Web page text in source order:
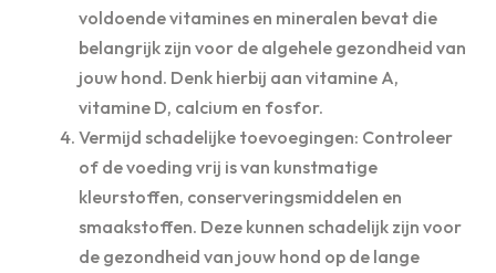
voldoende vitamines en mineralen bevat die
belangrijk zijn voor de algehele gezondheid van
jouw hond. Denk hierbij aan vitamine A,
vitamine D, calcium en fosfor.
Vermijd schadelijke toevoegingen: Controleer
of de voeding vrij is van kunstmatige
kleurstoffen, conserveringsmiddelen en
smaakstoffen. Deze kunnen schadelijk zijn voor
de gezondheid van jouw hond op de lange